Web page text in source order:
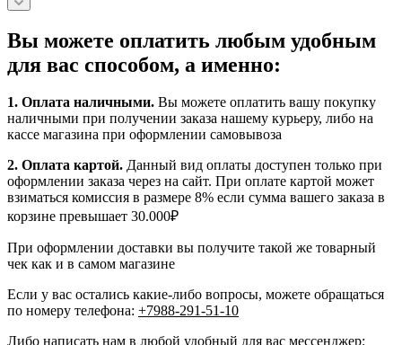
Вы можете оплатить любым удобным
для вас способом, а именно:
1. Оплата наличными. Вы можете оплатить вашу покупку
наличными при получении заказа нашему курьеру, либо на
кассе магазина при оформлении самовывоза
2. Оплата картой. Данный вид оплаты доступен только при
оформлении заказа через на сайт. При оплате картой может
взиматься комиссия в размере 8% если сумма вашего заказа в
корзине превышает 30.000₽
При оформлении доставки вы получите такой же товарный
чек как и в самом магазине
Если у вас остались какие-либо вопросы, можете обращаться
по номеру телефона: +7988-291-51-10
Либо написать нам в любой удобный для вас мессенджер: